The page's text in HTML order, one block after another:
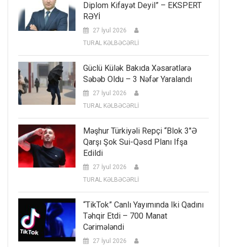
Diplom Kifayət Deyil” – EKSPERT
RƏYİ
27 İyul 2026
TURAL KƏLBƏCƏRLİ
Güclü Külək Bakıda Xəsarətlərə
Səbəb Oldu – 3 Nəfər Yaralandı
27 İyul 2026
TURAL KƏLBƏCƏRLİ
Məşhur Türkiyəli Repçi “Blok 3″ə
Qarşı Şok Sui-Qəsd Planı Ifşa
Edildi
27 İyul 2026
TURAL KƏLBƏCƏRLİ
“TikTok” Canlı Yayımında Iki Qadını
Təhqir Etdi – 700 Manat
Cərimələndi
27 İyul 2026